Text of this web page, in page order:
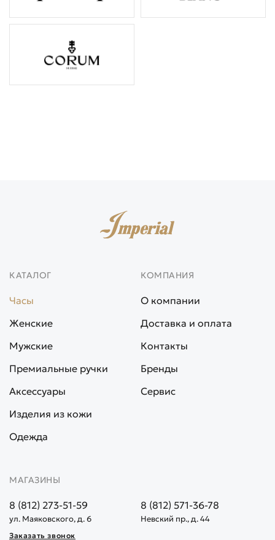
КАТАЛОГ
Часы
Женские
Мужские
Премиальные ручки
Аксессуары
Изделия из кожи
Одежда
КОМПАНИЯ
О компании
Доставка и оплата
Контакты
Бренды
Сервис
МАГАЗИНЫ
8 (812) 273-51-59
ул. Маяковского, д. 6
8 (812) 571-36-78
Невский пр., д. 44
Заказать звонок